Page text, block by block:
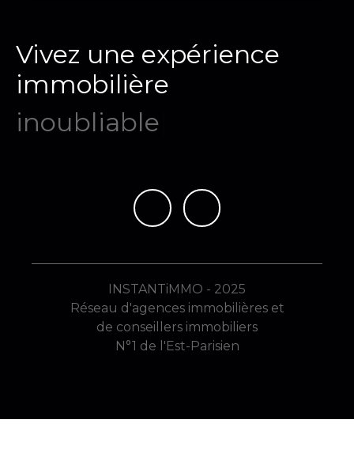
Vivez une expérience
immobilière
mémo|
INSTANTiMMO - 2025
Réseau d'agences immobilières et
de conseillers immobiliers
N°1 de l'Est-Parisien